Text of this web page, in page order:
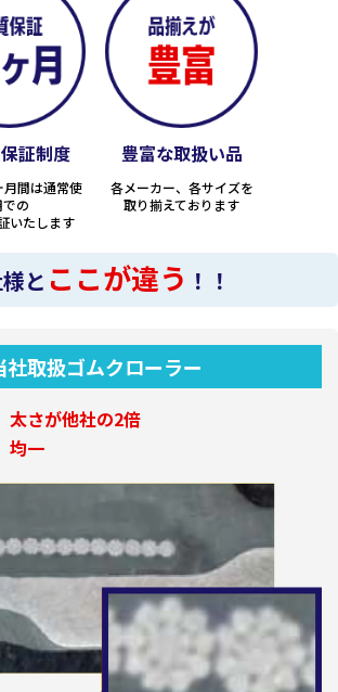
証制度
月間は通常使
での
いたします
豊富な取扱い品
各メーカー、各サイズを
取り揃えております
と ここが違う ！！
社取扱ゴムクローラー
太さが他社の2倍
均一